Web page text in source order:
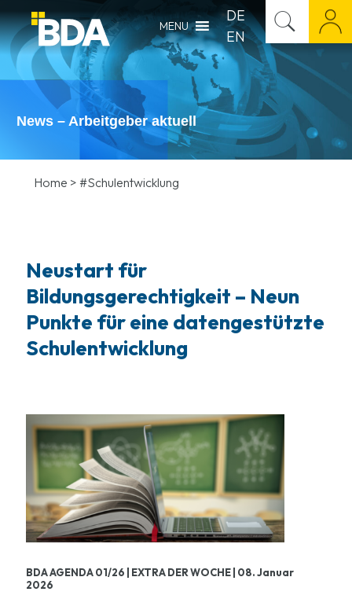
MENU
DE
EN
News – Arbeitgeber aktuell
Home > #Schulentwicklung
Neustart für
Bildungsgerechtigkeit – Neun
Punkte für eine datengestützte
Schulentwicklung
BDA AGENDA 01/26 | EXTRA DER WOCHE | 08. Januar
2026